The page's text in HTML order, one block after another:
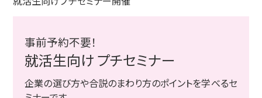
事前予約不要！
就活生向け プチセミナー
企業の選び方や合説のまわり方のポイントを学べるセ